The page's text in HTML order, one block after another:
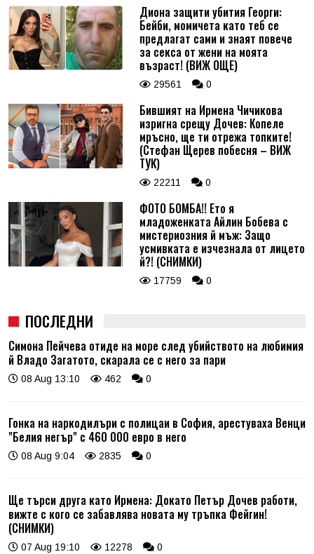
Диона защити убития Георги:
Бейби, момичета като теб се
предлагат сами и знаят повече
за секса от жени на моята
възраст! (ВИЖ ОЩЕ)
29561 0
Бившият на Ирмена Чичикова
изригна срещу Дочев: Копеле
мръсно, ще ти отрежа топките!
(Стефан Щерев побесня – ВИЖ
ТУК)
22211 0
ФОТО БОМБА!! Ето я
младоженката Айлин Бобева с
мистериозния й мъж: Защо
усмивката е изчезнала от лицето
й?! (СНИМКИ)
17759 0
ПОСЛЕДНИ
Симона Пейчева отиде на море след убийството на любимия
й Владо Загатото, скарала се с него за пари
08 Aug 13:10 462 0
Гонка на наркодилъри с полицаи в София, арестуваха Венци
"Белия негър" с 460 000 евро в него
08 Aug 9:04 2835 0
Ще търси друга като Ирмена: Докато Петър Дочев работи,
вижте с кого се забавлява новата му тръпка Фейгин!
(СНИМКИ)
07 Aug 19:10 12278 0